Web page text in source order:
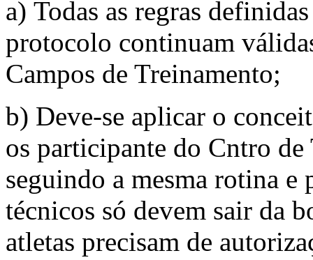
a) Todas as regras
protocolo continuam
Campos de Treinamento;
b) Deve-se aplicar o
os participante do Cntro
seguindo a mesma rotina e
técnicos só devem sair da
atletas precisam de